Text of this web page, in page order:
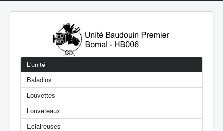
L'unité
Baladins
Louvettes
Louveteaux
Eclaireuses